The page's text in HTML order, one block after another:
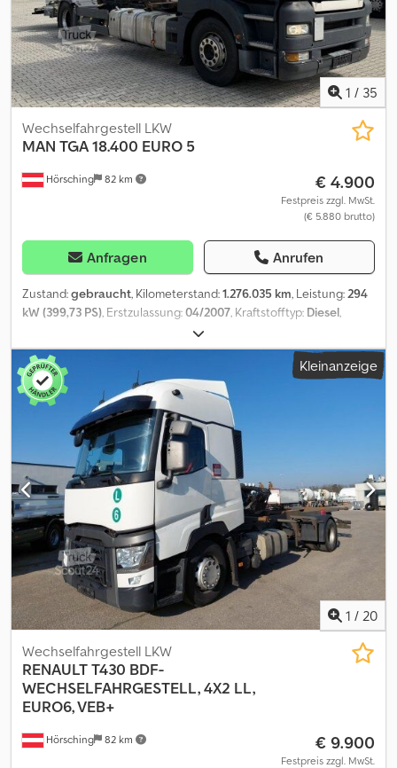
1 / 35
Hörsching 82 km
Wechselfahrgestell LKW
MAN TGA 18.400 EURO 5
€ 4.900
Festpreis zzgl. MwSt.
(€ 5.880 brutto)
Anfragen Anrufen
Zustand:gebraucht, Kilometerstand:1.276.035 km, Leistung:294
kW (399,73 PS), Erstzulassung:04/2007, Kraftstofftyp: Diesel,
2 Achsen, nächste Prüfung (TÜV):
Getriebetyp:Automatisch, Emissionsklasse:Euro5, Federung:
Luft, Ausstattung: ABS, Klimaanlage, Rußfilter, Wegfahrsperre,
MAN TGA 18.400 Wechselsystem * Baujahr: 24.04.2007 *
Kilometerstand: 276.033 km * Leistung: 400 PS * Getriebe:
Automatik * Antriebsformel: 4x2 * Radstand: 5.500 mm * Nutzlast:
8.915 kg * Schlafkabine * Luftgefederter Fahrersitz * Klimaanlage
* Tempomat * Elektrische Fensterheber * Sonnenblende *
Abrollkipper / Wechselsystem * Anhängerkupplung *
Werkzeugkästen * Aluminium-Kraftstofftank Dsdpfxozicu Hs
Amaowa
Kleinanzeige
1 / 20
Hörsching 82 km
Wechselfahrgestell LKW
RENAULTT430 BDF-
WECHSELFAHRGESTELL, 4X2 LL,
EURO6, VEB+
€ 9.900
Festpreis zzgl. MwSt.